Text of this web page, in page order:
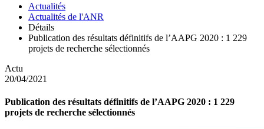
Actualités
Actualités de l'ANR
Détails
Publication des résultats définitifs de l’AAPG 2020 : 1 229
projets de recherche sélectionnés
Actu
20/04/2021
Publication des résultats définitifs de l’AAPG 2020 : 1 229
projets de recherche sélectionnés